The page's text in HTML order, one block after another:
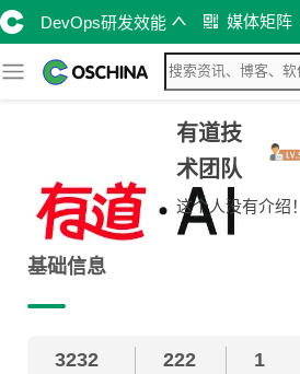
DevOps研发效能 媒体矩阵
有道技
术团队
这个人没有介绍！
基础信息
3232 222 1